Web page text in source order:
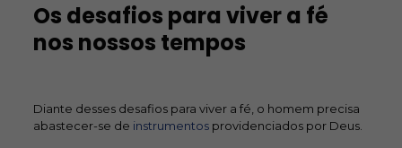
Os desafios para viver a fé
nos nossos tempos
Diante desses desafios para viver a fé, o homem precisa
abastecer-se de instrumentos providenciados por Deus.